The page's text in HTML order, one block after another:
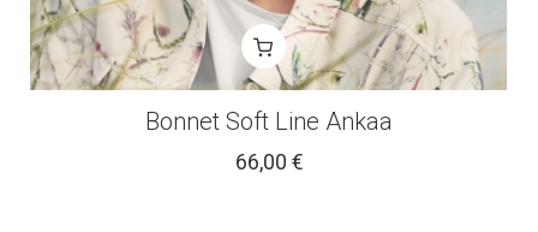
Bonnet Soft Line Ankaa
66,00 €